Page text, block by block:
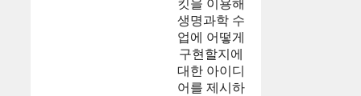
킷을 이용해
생명과학 수
업에 어떻게
구현할지에
대한 아이디
어를 제시하